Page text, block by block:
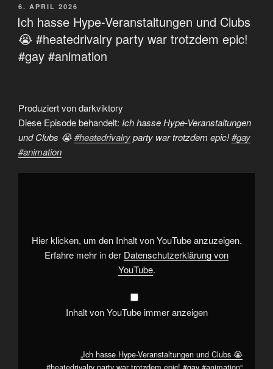
VERÖFFENTLICHT
AM
6. APRIL 2026
Ich hasse Hype-Veranstaltungen und Clubs
😭 #heatedrivalry party war trotzdem epic!
#gay #animation
Produziert von darkviktory
Diese Episode behandelt: Ich hasse Hype-Veranstaltungen
und Clubs 😭#heatedrivalryparty war trotzdem epic!#gay
#animation
„Ich
#heatedrivalry
party
trotzdem
Hier klicken, um den Inhalt von YouTube anzuzeigen.
Erfahre mehr in der Datenschutzerklärung von
YouTube.
Inhalt von YouTube immer anzeigen
„Ich hasse Hype-Veranstaltungen und Clubs 😭